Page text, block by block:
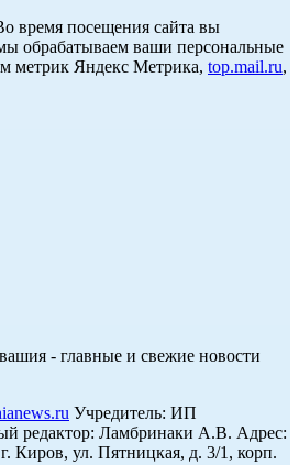
время посещения сайта вы
обрабатываем ваши персональные
метрик Яндекс Метрика, top.mail.ru,
- главные и свежие новости
Учредитель: ИП
редактор: Ламбринаки А.В. Адрес:
Киров, ул. Пятницкая, д. 3/1, корп.